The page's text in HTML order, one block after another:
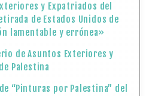
y Expatriados del
de Estados Unidos de
lamentable y errónea»
de Asuntos Exteriores y
Palestina
“Pinturas por Palestina” del